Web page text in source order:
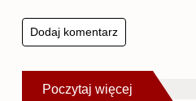
Poczytaj więcej